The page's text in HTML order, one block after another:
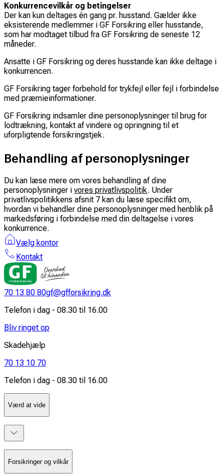
Konkurrencevilkår og betingelser
Der kan kun deltages én gang pr. husstand. Gælder ikke
eksisterende medlemmer i GF Forsikring eller husstande,
som har modtaget tilbud fra GF Forsikring de seneste 12
måneder.
Ansatte i GF Forsikring og deres husstande kan ikke deltage i
konkurrencen.
GF Forsikring tager forbehold for trykfejl eller fejl i forbindelse
med præmieinformationer.
GF Forsikring indsamler dine personoplysninger til brug for
lodtrækning, kontakt af vindere og opringning til et
uforpligtende forsikringstjek.
Behandling af personoplysninger
Du kan læse mere om vores behandling af dine
personoplysninger i vores privatlivspolitik. Under
privatlivspolitikkens afsnit 7 kan du læse specifikt om,
hvordan vi behandler dine personoplysninger med henblik på
markedsføring i forbindelse med din deltagelse i vores
konkurrence.
Vælg kontor
Kontakt
70 13 80 80gf@gfforsikring.dk
Telefon i dag - 08.30 til 16.00
Bliv ringet op
Skadehjælp
70 13 10 70
Telefon i dag - 08.30 til 16.00
Værd at vide
Medlemskab med fordele
Gebyr og afgifter
Mit GF og Nemkonto
Forsikringer og vilkår